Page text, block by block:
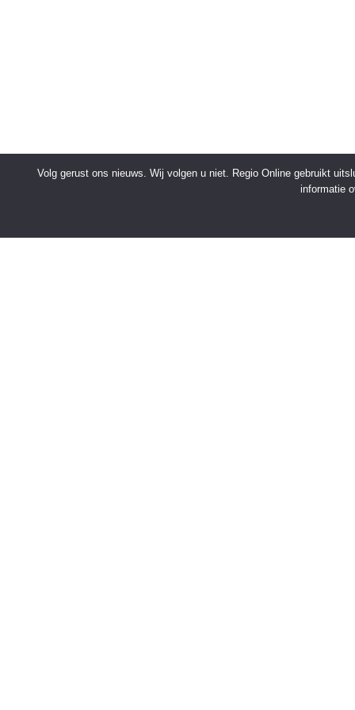
Volg gerust ons nieuws. Wij volgen u niet. Regio Online gebruikt
informatie